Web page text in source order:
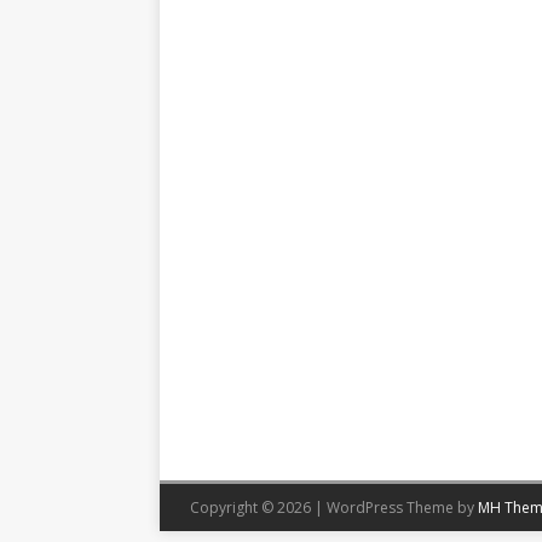
Copyright © 2026 | WordPress Theme by MH